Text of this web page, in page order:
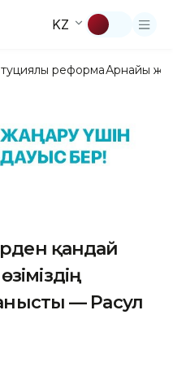
KZ
реформаАрнайы
қандай
— Расул